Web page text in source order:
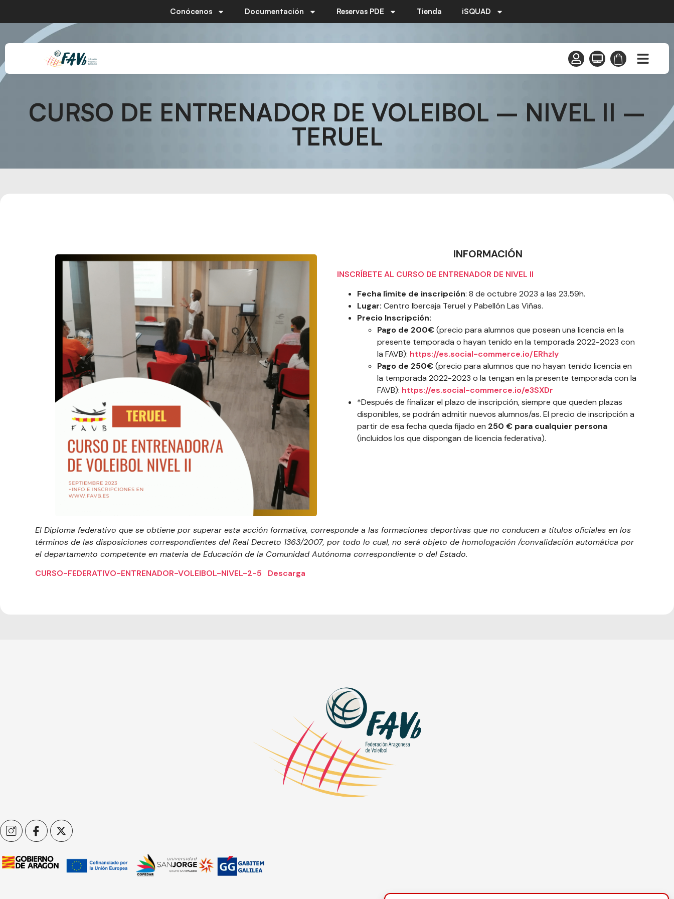
Conócenos Documentación Reservas PDE Tienda iSQUAD
CURSO DE ENTRENADOR DE VOLEIBOL – NIVEL II –
TERUEL
INFORMACIÓN
INSCRÍBETE AL CURSO DE ENTRENADOR DE NIVEL II
Fecha límite de inscripción: 8 de octubre 2023 a las 23.59h.
Lugar: Centro Ibercaja Teruel y Pabellón Las Viñas.
Precio Inscripción:
Pago de 200€ (precio para alumnos que posean una licencia en la
presente temporada o hayan tenido en la temporada 2022-2023 con
la FAVB): https://es.social-commerce.io/ERhzIy
Pago de 250€ (precio para alumnos que no hayan tenido licencia en
la temporada 2022-2023 o la tengan en la presente temporada con la
FAVB): https://es.social-commerce.io/e3SXDr
*Después de finalizar el plazo de inscripción, siempre que queden plazas
disponibles, se podrán admitir nuevos alumnos/as. El precio de inscripción a
partir de esa fecha queda fijado en 250 € para cualquier persona
(incluidos los que dispongan de licencia federativa).
El Diploma federativo que se obtiene por superar esta acción formativa, corresponde a las formaciones deportivas que no conducen a títulos oficiales en los
términos de las disposiciones correspondientes del Real Decreto 1363/2007, por todo lo cual, no será objeto de homologación /convalidación automática por
el departamento competente en materia de Educación de la Comunidad Autónoma correspondiente o del Estado.
CURSO-FEDERATIVO-ENTRENADOR-VOLEIBOL-NIVEL-2-5
Descarga